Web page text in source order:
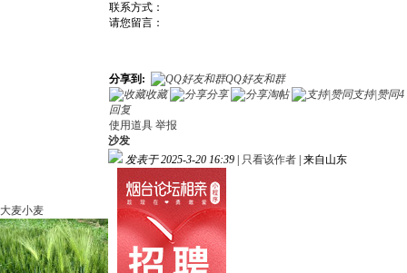
联系方式：
请您留言：
分享到:
QQ好友和群
收藏
分享 淘帖 支持|赞同4
回复
使用道具 举报
大麦小麦
沙发
发表于 2025-3-20 16:39
只看该作者 来自山东